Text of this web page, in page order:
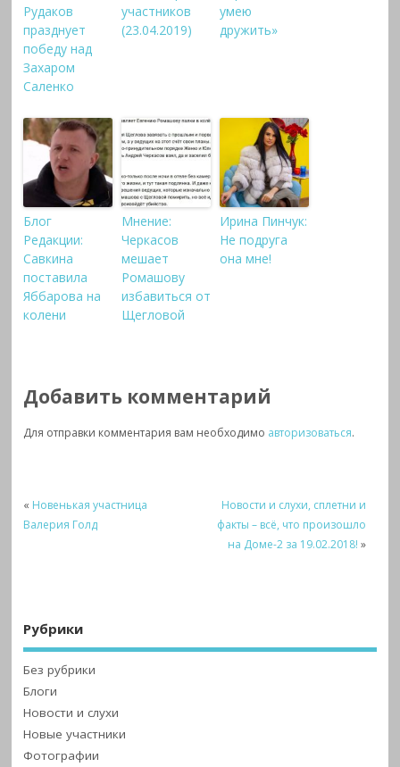
Рудаков
празднует
победу над
Захаром
Саленко
участников
(23.04.2019)
умею
дружить»
Блог
Редакции:
Савкина
поставила
Яббарова на
колени
Мнение:
Черкасов
мешает
Ромашову
избавиться от
Щегловой
Ирина Пинчук:
Не подруга
она мне!
Добавить комментарий
Для отправки комментария вам необходимо авторизоваться.
« Новенькая участница
Валерия Голд
Новости и слухи, сплетни и
факты – всё, что произошло
на Доме-2 за 19.02.2018! »
Рубрики
Без рубрики
Блоги
Новости и слухи
Новые участники
Фотографии